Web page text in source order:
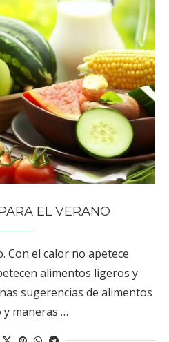
EL VERANO
Con el calor no apetece
alimentos ligeros y
sugerencias de alimentos
maneras …